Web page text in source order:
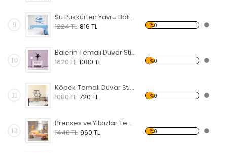
9
Su Püskürten Yavru Balina Temalı Duvar Sticker
1224 TL 816 TL %0
10
Balerin Temalı Duvar Sticker
1620 TL 1080 TL %0
11
Köpek Temalı Duvar Sticker
1080 TL 720 TL %0
12
Prenses ve Yıldızlar Temalı Duvar Sticker
1440 TL 960 TL %0